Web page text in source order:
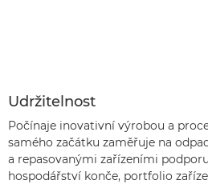
Udržitelnost
Počínaje inovativní výrobou a
samého začátku zaměřuje na
a repasovanými zařízeními
hospodářství konče, portfolio